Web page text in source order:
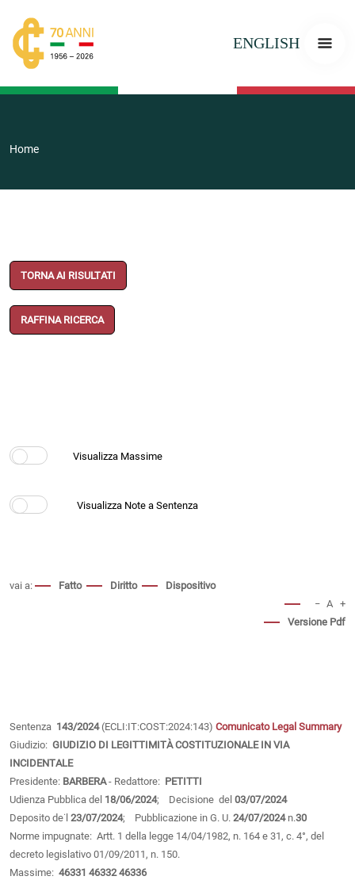
ENGLISH
Home
TORNA AI RISULTATI
RAFFINA RICERCA
vai a: Fatto Diritto
Dispositivo
− A +
Versione Pdf
Sentenza 143/2024(ECLI:IT:COST:2024:143) Comunicato Legal Summary
Giudizio: GIUDIZIO DI LEGITTIMITÀ COSTITUZIONALE IN VIA
INCIDENTALE
Presidente: BARBERA- Redattore: PETITTI
Udienza Pubblica del 18/06/2024; Decisione del 03/07/2024
Deposito de˙l 23/07/2024; Pubblicazione in G. U. 24/07/2024n.30
Norme impugnate: Artt. 1 della legge 14/04/1982, n. 164 e 31, c. 4°, del
decreto legislativo 01/09/2011, n. 150.
Massime: 46331 46332 46336